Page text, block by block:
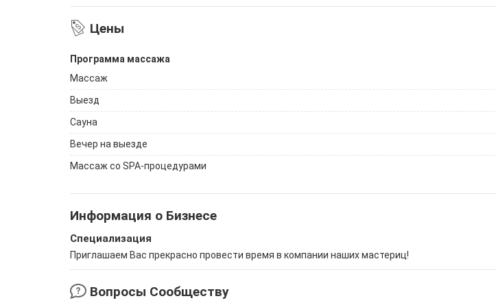
Цены
Программа массажа
Массаж
Выезд
Сауна
Вечер на выезде
Массаж со SPA-процедурами
Информация о Бизнесе
Специализация
Приглашаем Вас прекрасно провести время в компании наших мастериц!
Вопросы Сообществу